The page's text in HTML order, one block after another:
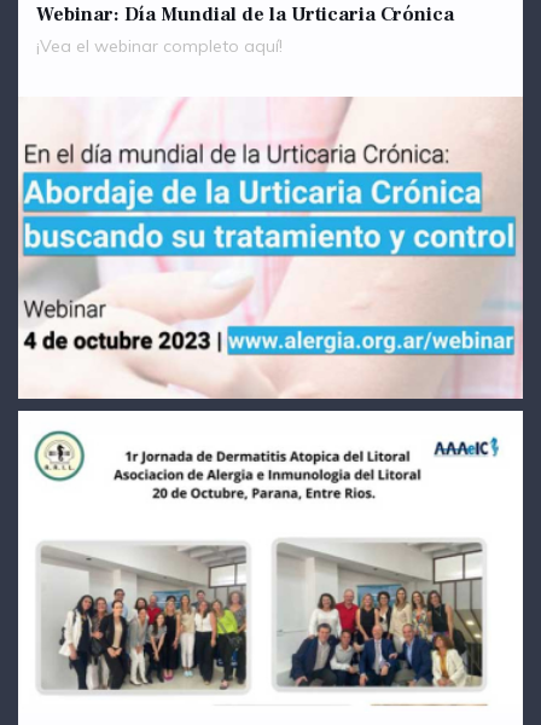
Webinar: Día Mundial de la Urticaria Crónica
¡Vea el webinar completo aquí!